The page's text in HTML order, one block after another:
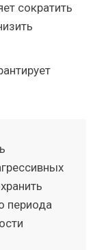
сократить
периода